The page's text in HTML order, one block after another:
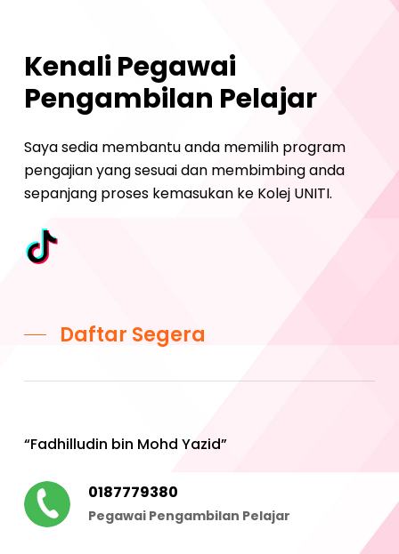
Kenali Pegawai
Pengambilan Pelajar
Saya sedia membantu anda memilih program
pengajian yang sesuai dan membimbing anda
sepanjang proses kemasukan ke Kolej UNITI.
Daftar Segera
“Fadhilludin bin Mohd Yazid”
0187779380
Pegawai Pengambilan Pelajar